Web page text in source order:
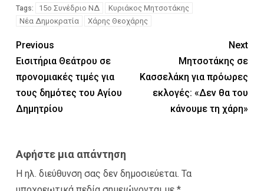
Tags: 15ο Συνέδριο ΝΔ
Κυριάκος Μητσοτάκης
Νέα Δημοκρατία
Χάρης Θεοχάρης
Previous
Εισιτήρια Θεάτρου σε
προνομιακές τιμές για
τους δημότες του Αγίου
Δημητρίου
Next
Μητσοτάκης σε
Κασσελάκη για πρόωρες
εκλογές: «Δεν θα του
κάνουμε τη χάρη»
Αφήστε μια απάντηση
Η ηλ. διεύθυνση σας δεν δημοσιεύεται. Τα